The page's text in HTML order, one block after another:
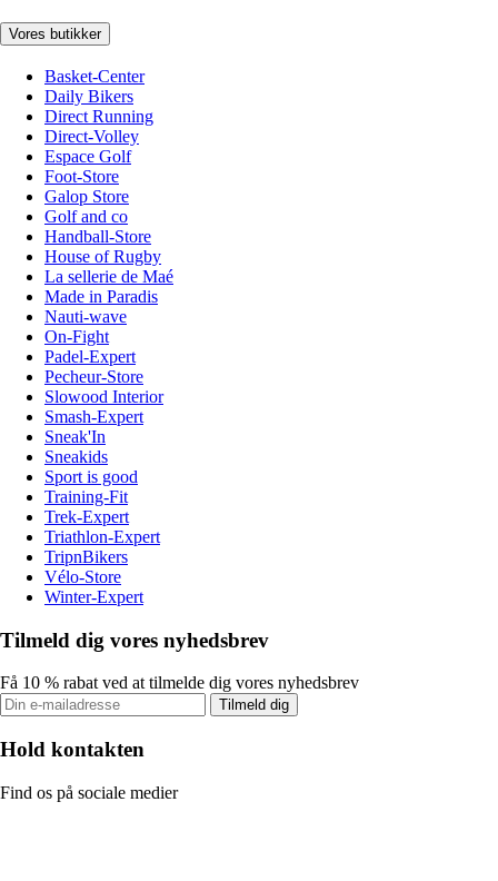
Vores butikker
Basket-Center
Daily Bikers
Direct Running
Direct-Volley
Espace Golf
Foot-Store
Galop Store
Golf and co
Handball-Store
House of Rugby
La sellerie de Maé
Made in Paradis
Nauti-wave
On-Fight
Padel-Expert
Pecheur-Store
Slowood Interior
Smash-Expert
Sneak'In
Sneakids
Sport is good
Training-Fit
Trek-Expert
Triathlon-Expert
TripnBikers
Vélo-Store
Winter-Expert
Tilmeld dig vores nyhedsbrev
Få 10 % rabat ved at tilmelde dig vores nyhedsbrev
Tilmeld dig
Hold kontakten
Find os på sociale medier